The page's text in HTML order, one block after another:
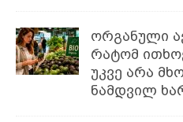
ორგანული
რატომ
უკვე არა
ნამდვილ